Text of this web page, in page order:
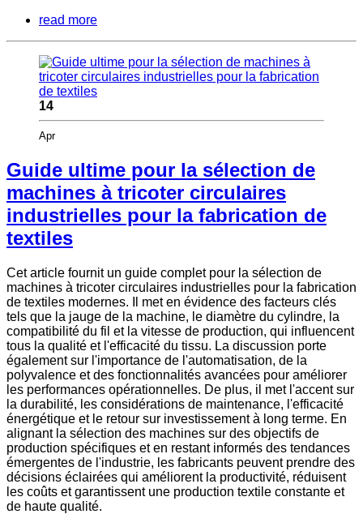
read more
14
Apr
Guide ultime pour la sélection de
machines à tricoter circulaires
industrielles pour la fabrication de
textiles
Cet article fournit un guide complet pour la sélection de
machines à tricoter circulaires industrielles pour la fabrication
de textiles modernes. Il met en évidence des facteurs clés
tels que la jauge de la machine, le diamètre du cylindre, la
compatibilité du fil et la vitesse de production, qui influencent
tous la qualité et l'efficacité du tissu. La discussion porte
également sur l'importance de l'automatisation, de la
polyvalence et des fonctionnalités avancées pour améliorer
les performances opérationnelles. De plus, il met l'accent sur
la durabilité, les considérations de maintenance, l'efficacité
énergétique et le retour sur investissement à long terme. En
alignant la sélection des machines sur des objectifs de
production spécifiques et en restant informés des tendances
émergentes de l'industrie, les fabricants peuvent prendre des
décisions éclairées qui améliorent la productivité, réduisent
les coûts et garantissent une production textile constante et
de haute qualité.